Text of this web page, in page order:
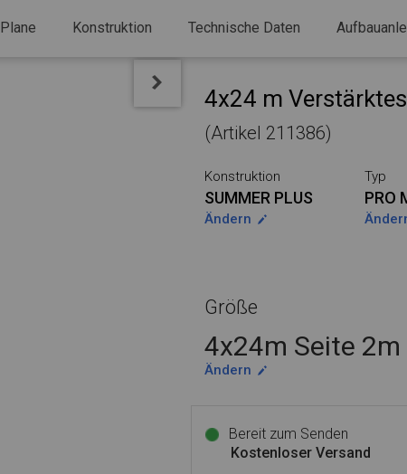
Plane Konstruktion Technische Daten
4x24 m
(Artikel 211386)
Konstruktion
SUMMER PLUS
Ändern
Typ
PRO
Größe
4x24m Seite 2m
Ändern
Bereit zum Senden
Kostenloser Versand